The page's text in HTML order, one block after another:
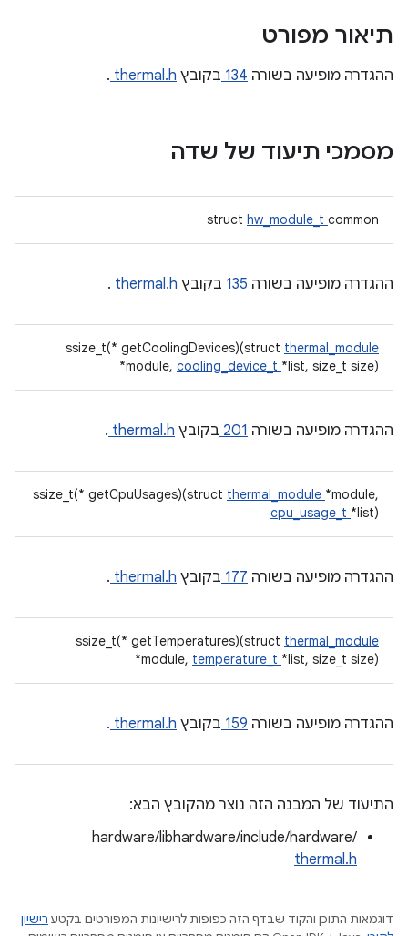
תיאור מפורט
ההגדרה מופיעה בשורה 134 בקובץ thermal.h
.
מסמכי תיעוד של שדה
struct hw_module_t common
ההגדרה מופיעה בשורה 135 בקובץ thermal.h
.
ssize_t(* getCoolingDevices)(struct thermal_module
*module, cooling_device_t *list, size_t size)
ההגדרה מופיעה בשורה 201 בקובץ thermal.h
.
ssize_t(* getCpuUsages)(struct thermal_module *module,
cpu_usage_t *list)
ההגדרה מופיעה בשורה 177 בקובץ thermal.h
.
ssize_t(* getTemperatures)(struct thermal_module
*module, temperature_t *list, size_t size)
ההגדרה מופיעה בשורה 159 בקובץ thermal.h
.
התיעוד של המבנה הזה נוצר מהקובץ הבא:
hardware/libhardware/include/hardware/
thermal.h
דוגמאות התוכן והקוד שבדף הזה כפופות לרישיונות המפורטים בקטע רישיון